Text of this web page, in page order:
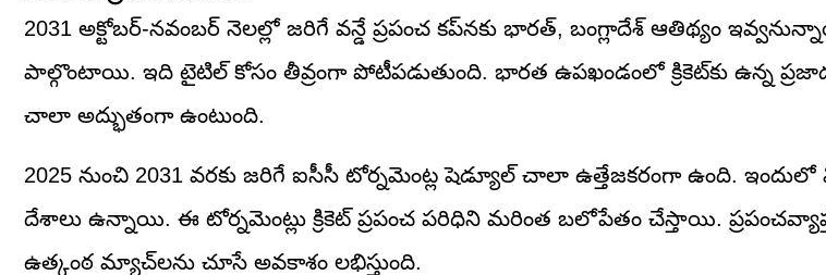
2031 అక్టోబర్-నవంబర్ నెలల్లో జరిగే వన్డే ప్రపంచ కప్‌నకు భారత్, బంగ్లాదేశ్ ఆతిథ్యం
పాల్గొంటాయి. ఇది టైటిల్ కోసం తీవ్రంగా పోటీపడుతుంది. భారత ఉపఖండంలో క్రికెట్‌కు ఉన్న
చాలా అద్భుతంగా ఉంటుంది.
2025 నుంచి 2031 వరకు జరిగే ఐసీసీ టోర్నమెంట్ల షెడ్యూల్ చాలా ఉత్తేజకరంగా ఉంది. ఇందులో
దేశాలు ఉన్నాయి. ఈ టోర్నమెంట్లు క్రికెట్ ప్రపంచ పరిధిని మరింత బలోపేతం చేస్తాయి.
ఉత్కంఠ మ్యాచ్‌లను చూసే అవకాశం లభిస్తుంది.